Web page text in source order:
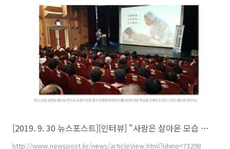
[2019. 9. 30 뉴스포스트][인터뷰] "사람은 살아온 모습 그대로 죽음을 맞이한다"
http://www.newspost.kr/news/articleView.html?idxno=73298